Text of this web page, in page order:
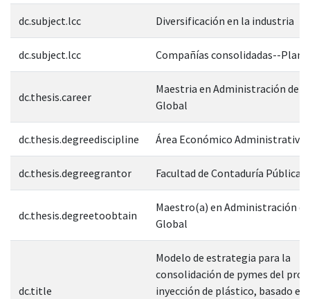
dc.subject.lcc Diversificación en la industria
dc.subject.lcc Compañías consolidadas--
dc.thesis.career
Maestria en Administración de
Global
dc.thesis.degreediscipline Área Económico Administrativa
dc.thesis.degreegrantor Facultad de Contaduría Pública
dc.thesis.degreetoobtain
Maestro(a) en Administración
Global
dc.title
Modelo de estrategia para la
consolidación de pymes del
inyección de plástico, basado en